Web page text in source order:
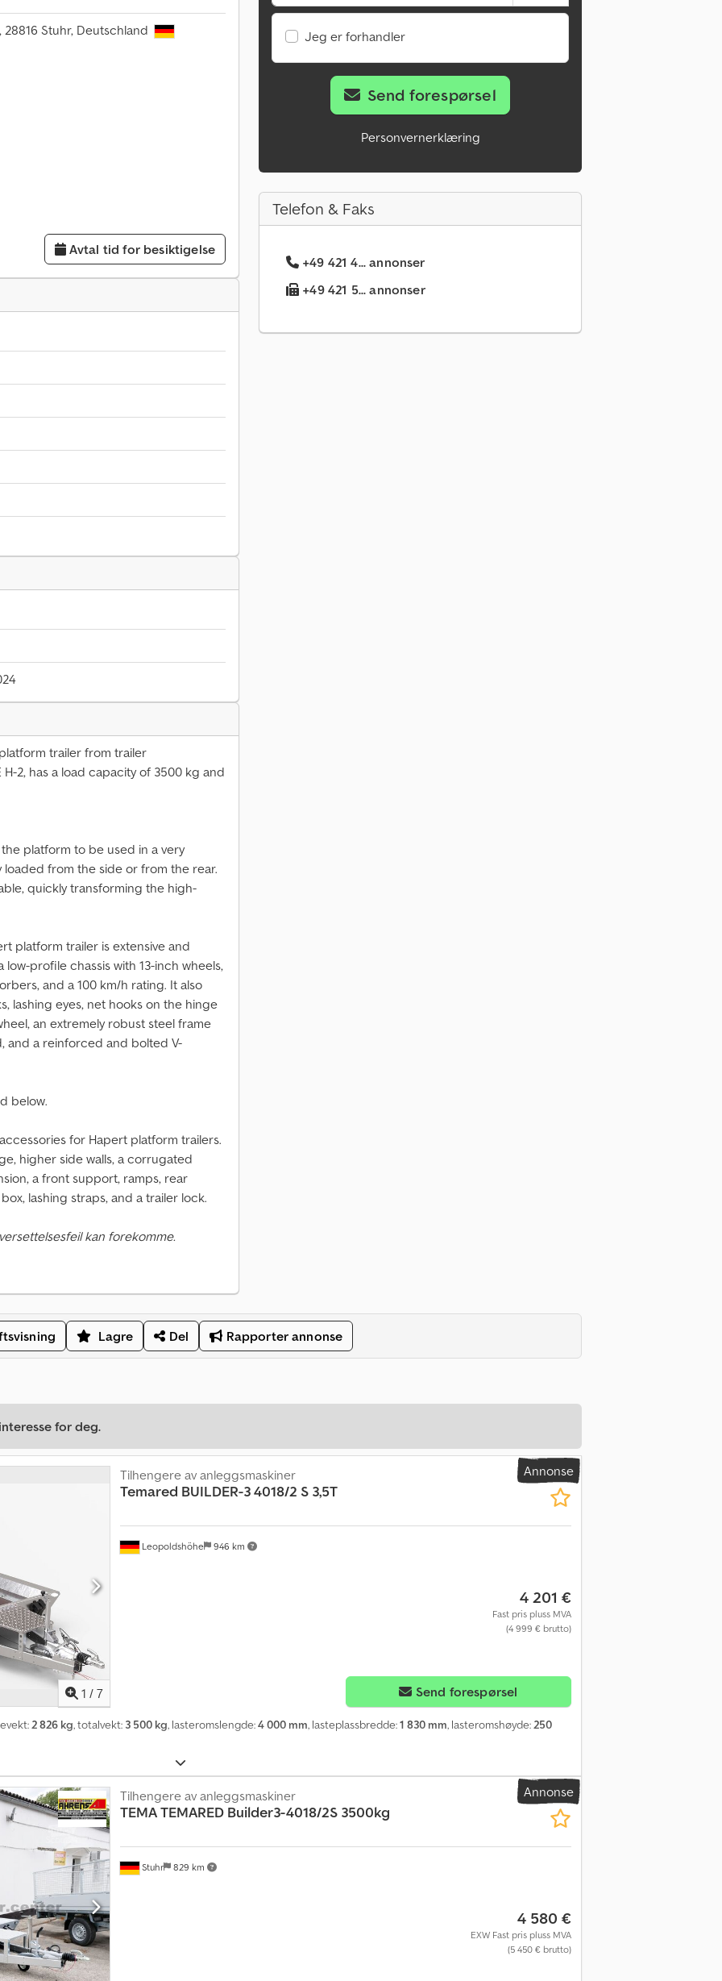
Stuhr, Deutschland
Avtal tid for besiktigelse
trailer from trailer
2, has a load capacity of 3500 kg and
platform to be used in a very
loaded from the side or from the rear.
quickly transforming the high-
platform trailer is extensive and
profile chassis with 13-inch wheels,
and a 100 km/h rating. It also
lashing eyes, net hooks on the hinge
an extremely robust steel frame
and a reinforced and bolted V-
below.
for Hapert platform trailers.
higher side walls, a corrugated
a front support, ramps, rear
lashing straps, and a trailer lock.
kan forekomme.
Jeg er forhandler
Send forespørsel
Personvernerklæring
Telefon & Faks
+49 421 4... annonser
+49 421 5... annonser
Lagre Del Rapporter annonse
for deg.
Annonse
1 / 7
Leopoldshöhe 946 km
Tilhengere av anleggsmaskiner
Temared BUILDER-3 4018/2 S 3,5T
4 201 €
Fast pris pluss MVA
(4 999 € brutto)
Send forespørsel
2 826 kg, totalvekt: 3 500 kg, lasteromslengde:4 000 mm, lasteplassbredde:1 830 mm, lasteromshøyde:250
Annonse
Stuhr 829 km
Tilhengere av anleggsmaskiner
TEMATEMARED Builder3-4018/2S 3500kg
4 580 €
EXW Fast pris pluss MVA
(5 450 € brutto)